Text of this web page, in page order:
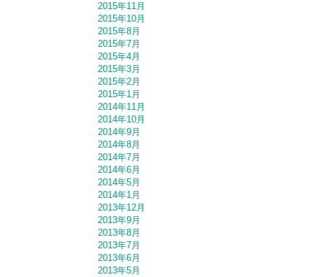
2015年11月
2015年10月
2015年8月
2015年7月
2015年4月
2015年3月
2015年2月
2015年1月
2014年11月
2014年10月
2014年9月
2014年8月
2014年7月
2014年6月
2014年5月
2014年1月
2013年12月
2013年9月
2013年8月
2013年7月
2013年6月
2013年5月